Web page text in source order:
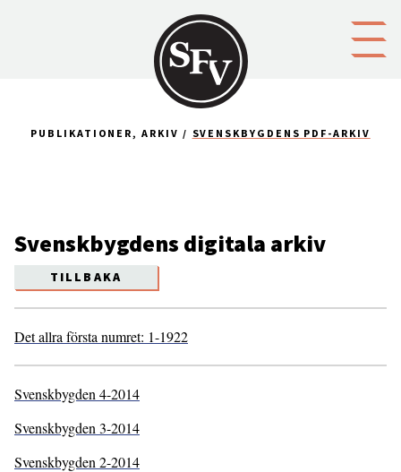
PUBLIKATIONER, ARKIV SVENSKBYGDENS PDF-ARKIV
Svenskbygdens digitala arkiv
TILLBAKA
Det allra första numret: 1-1922
Svenskbygden 4-2014
Svenskbygden 3-2014
Svenskbygden 2-2014